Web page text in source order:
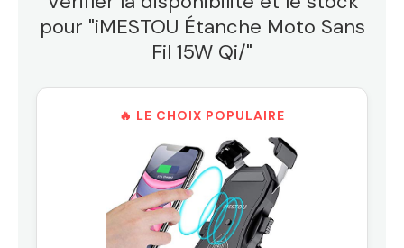
pour "iMESTOU Étanche Moto Sans
Fil 15W Qi/"
🔥 LE CHOIX POPULAIRE